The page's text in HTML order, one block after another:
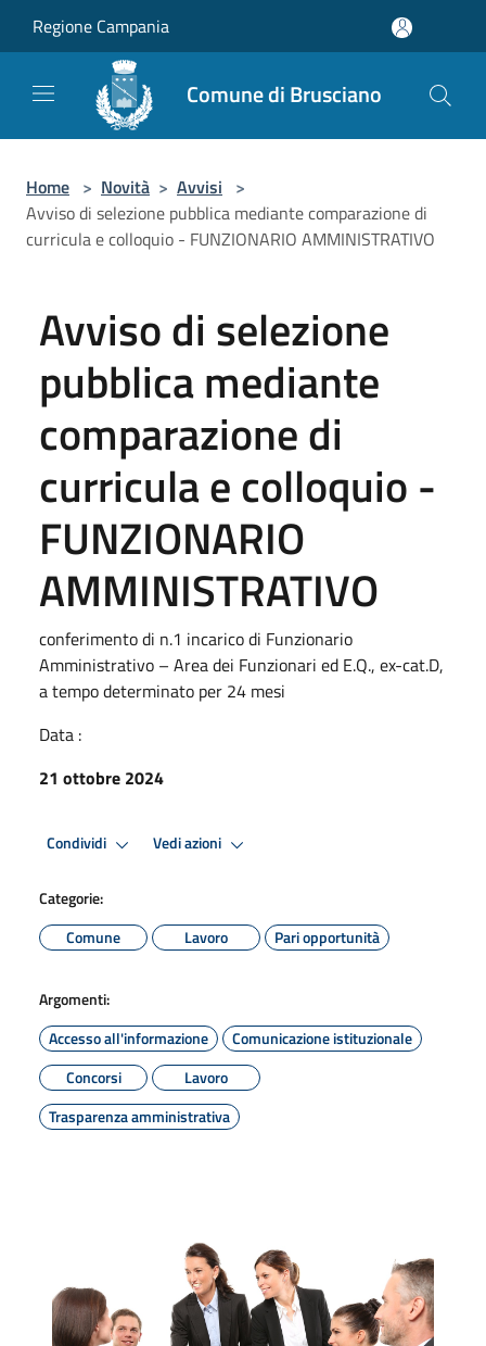
Regione Campania
Comune di Brusciano
Home > Novità > Avvisi >
Avviso di selezione pubblica mediante comparazione di
curricula e colloquio - FUNZIONARIO AMMINISTRATIVO
Avviso di selezione
pubblica mediante
comparazione di
curricula e colloquio -
FUNZIONARIO
AMMINISTRATIVO
conferimento di n.1 incarico di Funzionario
Amministrativo – Area dei Funzionari ed E.Q., ex-cat.D,
a tempo determinato per 24 mesi
Data :
21 ottobre 2024
Condividi Vedi azioni
Categorie:
Comune
Lavoro Pari opportunità
Argomenti:
Accesso all'informazione
Comunicazione istituzionale
Concorsi
Lavoro
Trasparenza amministrativa